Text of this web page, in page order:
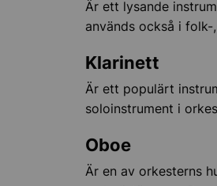
Är ett lysande
används också i
Klarinett
Är ett populärt
soloinstrument i
Oboe
Är en av orkesterns